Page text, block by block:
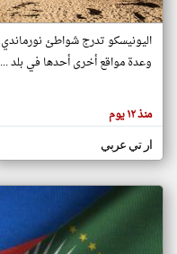
هنا عن
وجهة
كاتبيها.
اليونيسكو تدرج شواطئ نورماندي
وعدة مواقع أخرى أحدها في بلد ...
منذ ١٢ يوم
ار تي عربي